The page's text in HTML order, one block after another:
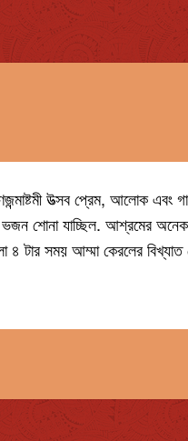
উত্সব প্রেম, আলোক এবং
শোনা যাচ্ছিল. আশ্রমের অনেক
টার সময় আম্মা কেরলের বিখ্যাত